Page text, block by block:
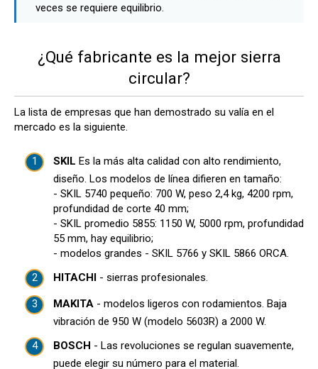
veces se requiere equilibrio.
¿Qué fabricante es la mejor sierra
circular?
La lista de empresas que han demostrado su valía en el
mercado es la siguiente.
SKIL Es la más alta calidad con alto rendimiento,
diseño. Los modelos de línea difieren en tamaño:
- SKIL 5740 pequeño: 700 W, peso 2,4 kg, 4200 rpm,
profundidad de corte 40 mm;
- SKIL promedio 5855: 1150 W, 5000 rpm, profundidad
55 mm, hay equilibrio;
- modelos grandes - SKIL 5766 y SKIL 5866 ORCA.
HITACHI - sierras profesionales.
MAKITA - modelos ligeros con rodamientos. Baja
vibración de 950 W (modelo 5603R) a 2000 W.
BOSCH - Las revoluciones se regulan suavemente,
puede elegir su número para el material.